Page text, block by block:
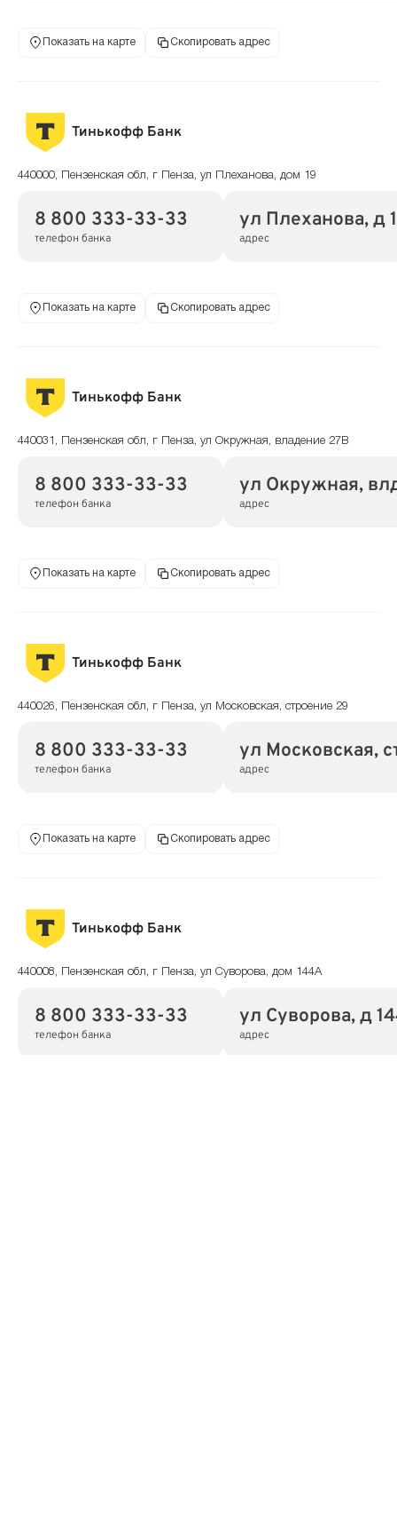
Показать на карте Скопировать адрес
Тинькофф Банк
440000, Пензенская обл, г Пенза, ул Плеханова, дом 19
8 800 333-33-33
телефон банка
ул Плеханова, д
адрес
Показать на карте Скопировать адрес
Тинькофф Банк
440031, Пензенская обл, г Пенза, ул Окружная, владение 27В
8 800 333-33-33
телефон банка
ул Окружная,
адрес
Показать на карте Скопировать адрес
Тинькофф Банк
440026, Пензенская обл, г Пенза, ул Московская, строение 29
8 800 333-33-33
телефон банка
ул Московская,
адрес
Показать на карте Скопировать адрес
Тинькофф Банк
440008, Пензенская обл, г Пенза, ул Суворова, дом 144А
8 800 333-33-33
телефон банка
ул Суворова, д
адрес